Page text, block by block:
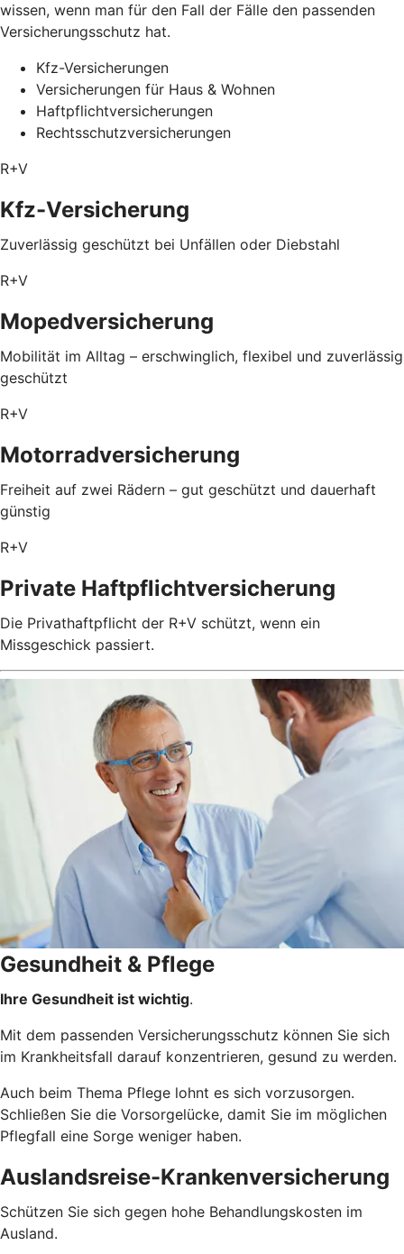
wissen, wenn man für den Fall der Fälle den passenden
Versicherungsschutz hat.
Kfz-Versicherungen
Versicherungen für Haus & Wohnen
Haftpflichtversicherungen
Rechtsschutzversicherungen
R+V
Kfz-Versicherung
Zuverlässig geschützt bei Unfällen oder Diebstahl
R+V
Mopedversicherung
Mobilität im Alltag – erschwinglich, flexibel und zuverlässig
geschützt
R+V
Motorradversicherung
Freiheit auf zwei Rädern – gut geschützt und dauerhaft
günstig
R+V
Private Haftpflichtversicherung
Die Privathaftpflicht der R+V schützt, wenn ein
Missgeschick passiert.
Gesundheit & Pflege
Ihre Gesundheit ist wichtig.
Mit dem passenden Versicherungsschutz können Sie sich
im Krankheitsfall darauf konzentrieren, gesund zu werden.
Auch beim Thema Pflege lohnt es sich vorzusorgen.
Schließen Sie die Vorsorgelücke, damit Sie im möglichen
Pflegfall eine Sorge weniger haben.
Auslandsreise-Krankenversicherung
Schützen Sie sich gegen hohe Behandlungskosten im
Ausland.